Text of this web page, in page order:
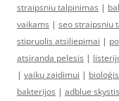
straipsniu talpinimas |
vaikams | seo straipsniu
stipruolis atsiliepimai |
atsiranda pelesis |
| vaiku zaidimui |
bakterijos | adblue skystis